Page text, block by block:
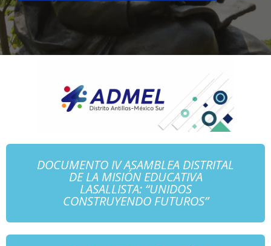
DOCUMENTO IV ASAMBLEA DISTRITAL
DE LA MISIÓN EDUCATIVA
LASALLISTA: “UNIDOS
CONSTRUYENDO FUTUROS”